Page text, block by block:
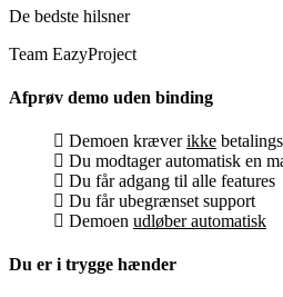
De bedste hilsner
Team EazyProject
Afprøv demo uden binding
Demoen kræverikke
Du modtager automatisk en
Du får adgang til alle features
Du får ubegrænset support
Demoen udløber automatisk
Du er i trygge hænder